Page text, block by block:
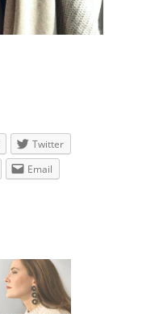
Twitter
Email